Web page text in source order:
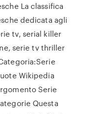
La classifica
dedicata agli
tv, serial killer
serie tv thriller
Wikipedia
Serie
Questa